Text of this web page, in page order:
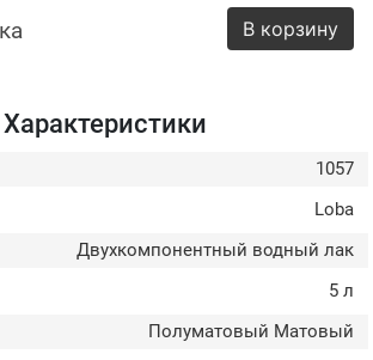
В корзину
Характеристики
1057
Loba
Двухкомпонентный водный лак
5 л
Полуматовый Матовый